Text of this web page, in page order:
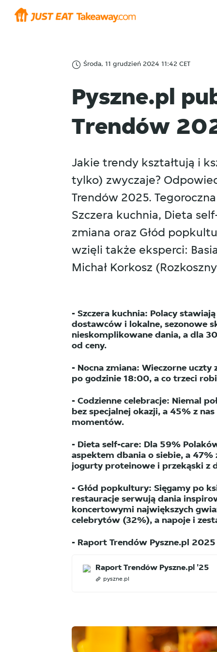
Środa, 11 grudzień 2024 11:42 CET
Pyszne.pl
Trendów
Jakie trendy kształtują i
tylko) zwyczaje?
Trendów 2025.
Szczera kuchnia, Dieta
zmiana oraz Głód
wzięli także eksperci:
Michał Korkosz
- Szczera kuchnia: Polacy
dostawców i lokalne, sezonowe
nieskomplikowane dania, a dla
od ceny.
- Nocna zmiana: Wieczorne
po godzinie 18:00, a co trzeci
- Codzienne celebracje: Niemal
bez specjalnej okazji, a 45% z
momentów.
- Dieta self-care: Dla 59%
aspektem dbania o siebie, a
jogurty proteinowe i przekąski z
- Głód popkultury: Sięgamy po
restauracje serwują dania
koncertowymi największych
celebrytów (32%), a napoje i
- Raport Trendów Pyszne.pl
Raport Trendów Pyszne.pl '25
pyszne.pl